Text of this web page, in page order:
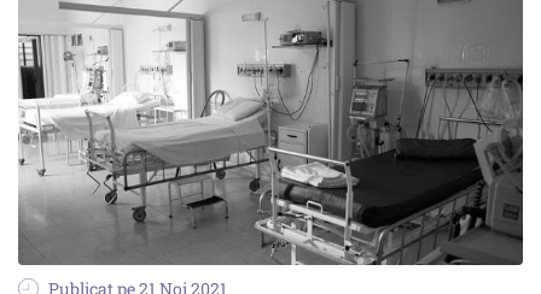
Publicat pe 21 Noi 2021